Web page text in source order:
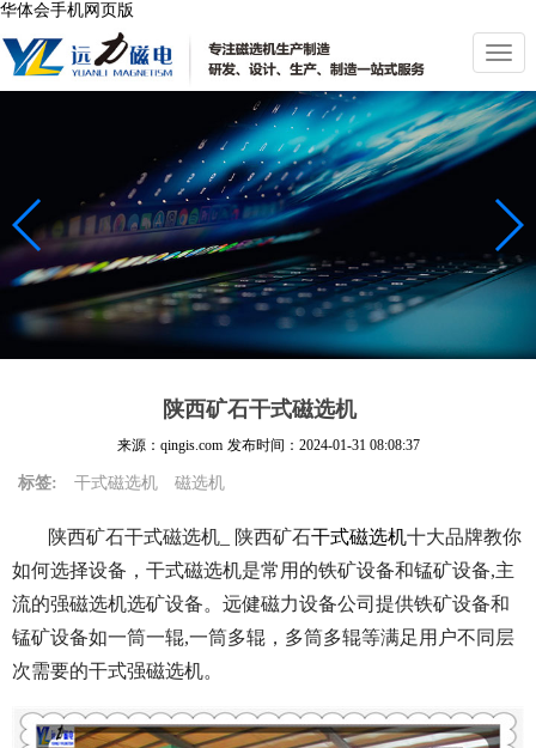
华体会手机网页版
切
换
导
航
陕西矿石干式磁选机
来源：qingis.com 发布时间： 2024-01-31 08:08:37
标签: 干式磁选机 磁选机
陕西矿石干式磁选机_ 陕西矿石干式磁选机十大品牌教你
如何选择设备，干式磁选机是常用的铁矿设备和锰矿设备,主
流的强磁选机选矿设备。远健磁力设备公司提供铁矿设备和
锰矿设备如一筒一辊,一筒多辊，多筒多辊等满足用户不同层
次需要的干式强磁选机。